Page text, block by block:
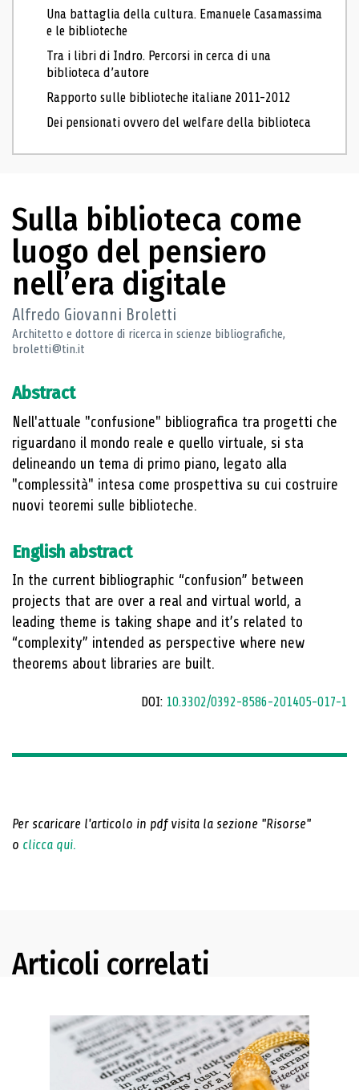
Una battaglia della cultura. Emanuele Casamassima
e le biblioteche
Tra i libri di Indro. Percorsi in cerca di una
biblioteca d’autore
Rapporto sulle biblioteche italiane 2011-2012
Dei pensionati ovvero del welfare della biblioteca
Sulla biblioteca come
luogo del pensiero
nell’era digitale
Alfredo Giovanni Broletti
Architetto e dottore di ricerca in scienze bibliografiche,
broletti@tin.it
Abstract
Nell'attuale "confusione" bibliografica tra progetti che
riguardano il mondo reale e quello virtuale, si sta
delineando un tema di primo piano, legato alla
"complessità" intesa come prospettiva su cui costruire
nuovi teoremi sulle biblioteche.
English abstract
In the current bibliographic “confusion” between
projects that are over a real and virtual world, a
leading theme is taking shape and it’s related to
“complexity” intended as perspective where new
theorems about libraries are built.
DOI: 10.3302/0392-8586-201405-017-1
Per scaricare l'articolo in pdf visita la sezione "Risorse"
o clicca qui.
Articoli correlati